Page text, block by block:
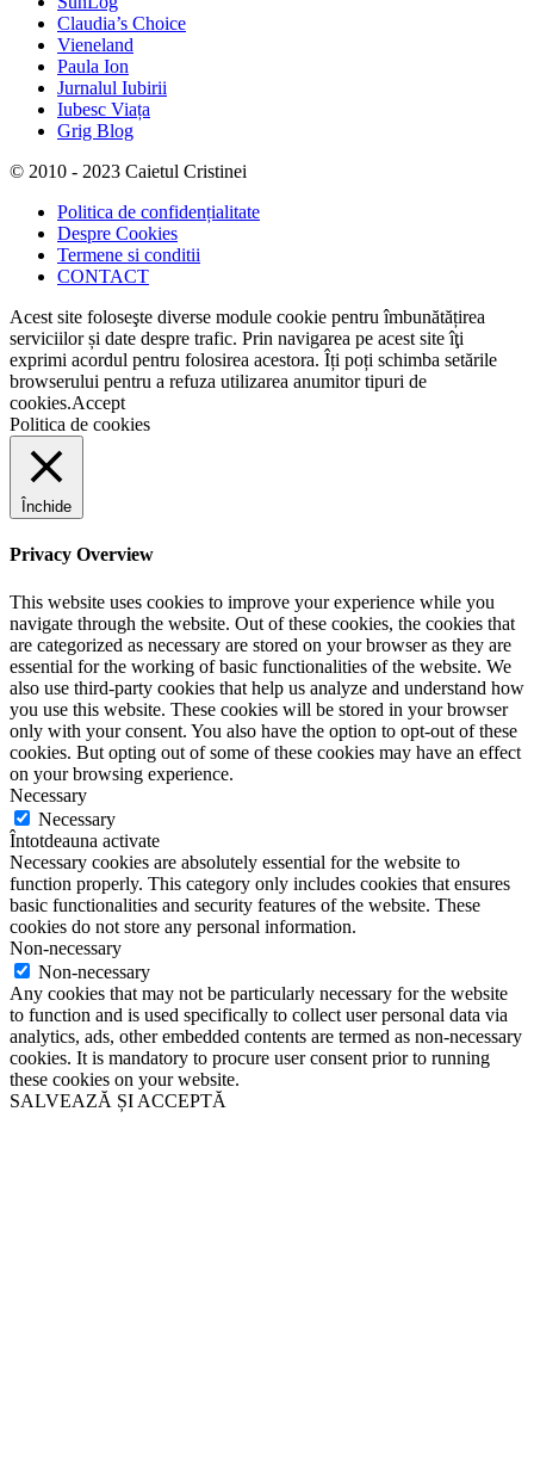
Claudia’s Choice
Vieneland
Paula Ion
Jurnalul Iubirii
Iubesc Viața
Grig Blog
© 2010 - 2023 Caietul Cristinei
Politica de confidențialitate
Despre Cookies
Termene si conditii
CONTACT
Acest site foloseşte diverse module cookie pentru îmbunătățirea
serviciilor și date despre trafic. Prin navigarea pe acest site îţi
exprimi acordul pentru folosirea acestora. Îți poți schimba setările
browserului pentru a refuza utilizarea anumitor tipuri de
cookies.Accept
Politica de cookies
Închide
Privacy Overview
This website uses cookies to improve your experience while you
navigate through the website. Out of these cookies, the cookies that
are categorized as necessary are stored on your browser as they are
essential for the working of basic functionalities of the website. We
also use third-party cookies that help us analyze and understand how
you use this website. These cookies will be stored in your browser
only with your consent. You also have the option to opt-out of these
cookies. But opting out of some of these cookies may have an effect
on your browsing experience.
Necessary
Necessary
Întotdeauna activate
Necessary cookies are absolutely essential for the website to
function properly. This category only includes cookies that ensures
basic functionalities and security features of the website. These
cookies do not store any personal information.
Non-necessary
Non-necessary
Any cookies that may not be particularly necessary for the website
to function and is used specifically to collect user personal data via
analytics, ads, other embedded contents are termed as non-necessary
cookies. It is mandatory to procure user consent prior to running
these cookies on your website.
SALVEAZĂ ȘI ACCEPTĂ